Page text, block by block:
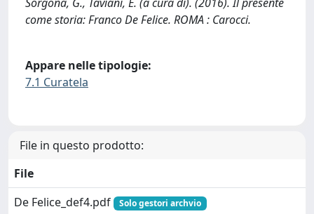
come storia: Franco De Felice. ROMA : Carocci.
Appare nelle tipologie:
7.1 Curatela
File in questo prodotto:
File
De Felice_def4.pdf
Solo gestori archvio